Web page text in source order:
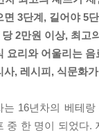
면 3단계, 길어야 5
당 2만원 이상, 최고
요리와 어울리는
사, 레시피, 식문화
는 16년차의 베테
중 한 명이 되었다.